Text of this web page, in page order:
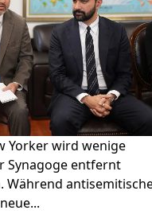
Yorker wird wenige
Synagoge entfernt
Während